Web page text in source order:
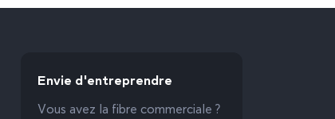
Envie d'entreprendre
Vous avez la fibre commerciale ?